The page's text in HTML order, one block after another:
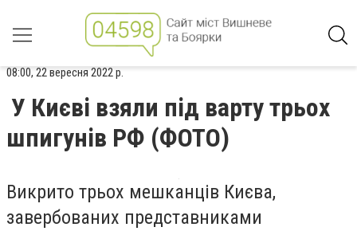
08:00, 22 вересня 2022 р.
У Києві взяли під варту трьох
шпигунів РФ (ФОТО)
Викрито трьох мешканців Києва,
завербованих представниками